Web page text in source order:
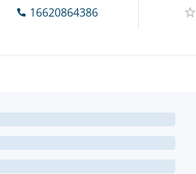
16620864386